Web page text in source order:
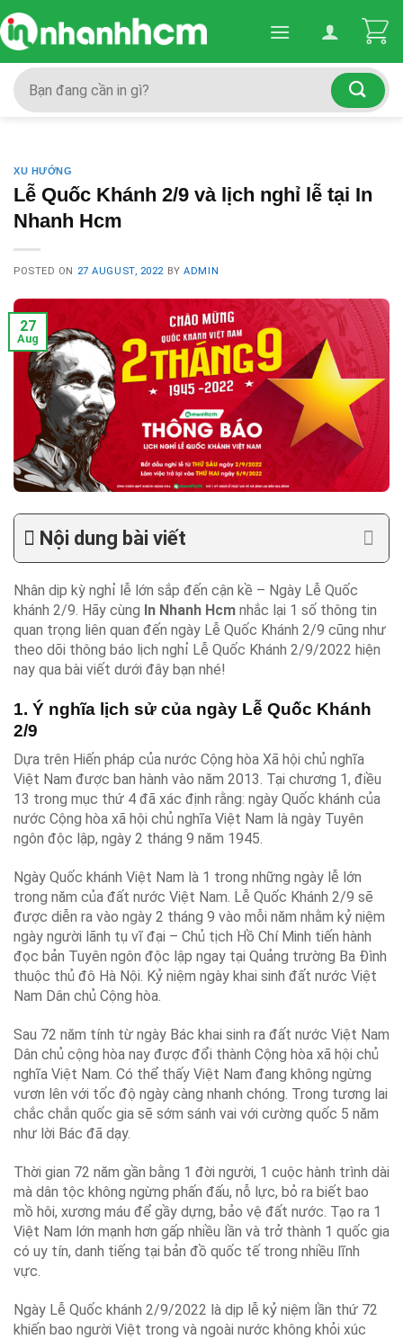
Skip
to
content
Search
for:
XU HƯỚNG
Lễ Quốc Khánh 2/9 và lịch nghỉ lễ tại In
Nhanh Hcm
POSTED ON 27 AUGUST, 2022 BYADMIN
27
Aug
Nội dung bài viết
Nhân dịp kỳ nghỉ lễ lớn sắp đến cận kề – Ngày Lễ Quốc
khánh 2/9. Hãy cùng In Nhanh Hcm nhắc lại 1 số thông tin
quan trọng liên quan đến ngày Lễ Quốc Khánh 2/9 cũng như
theo dõi thông báo lịch nghỉ Lễ Quốc Khánh 2/9/2022 hiện
nay qua bài viết dưới đây bạn nhé!
1. Ý nghĩa lịch sử của ngày Lễ Quốc Khánh
2/9
Dựa trên Hiến pháp của nước Cộng hòa Xã hội chủ nghĩa
Việt Nam được ban hành vào năm 2013. Tại chương 1, điều
13 trong mục thứ 4 đã xác định rằng: ngày Quốc khánh của
nước Cộng hòa xã hội chủ nghĩa Việt Nam là ngày Tuyên
ngôn độc lập, ngày 2 tháng 9 năm 1945.
Ngày Quốc khánh Việt Nam là 1 trong những ngày lễ lớn
trong năm của đất nước Việt Nam. Lễ Quốc Khánh 2/9 sẽ
được diễn ra vào ngày 2 tháng 9 vào mỗi năm nhằm kỷ niệm
ngày người lãnh tụ vĩ đại – Chủ tịch Hồ Chí Minh tiến hành
đọc bản Tuyên ngôn độc lập ngay tại Quảng trường Ba Đình
thuộc thủ đô Hà Nội. Kỷ niệm ngày khai sinh đất nước Việt
Nam Dân chủ Cộng hòa.
Sau 72 năm tính từ ngày Bác khai sinh ra đất nước Việt Nam
Dân chủ cộng hòa nay được đổi thành Cộng hòa xã hội chủ
nghĩa Việt Nam. Có thể thấy Việt Nam đang không ngừng
vươn lên với tốc độ ngày càng nhanh chóng. Trong tương lai
chắc chắn quốc gia sẽ sớm sánh vai với cường quốc 5 năm
như lời Bác đã dạy.
Thời gian 72 năm gần bằng 1 đời người, 1 cuộc hành trình dài
mà dân tộc không ngừng phấn đấu, nỗ lực, bỏ ra biết bao
mồ hôi, xương máu để gầy dựng, bảo vệ đất nước. Tạo ra 1
Việt Nam lớn mạnh hơn gấp nhiều lần và trở thành 1 quốc gia
có uy tín, danh tiếng tại bản đồ quốc tế trong nhiều lĩnh
vực.
Ngày Lễ Quốc khánh 2/9/2022 là dịp lễ kỷ niệm lần thứ 72
khiến bao người Việt trong và ngoài nước không khỏi xúc